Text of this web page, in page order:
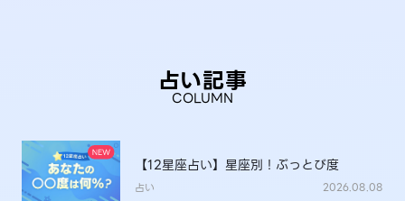
占い記事
COLUMN
【12星座占い】星座別！ぶっとび度
占い 2026.08.08